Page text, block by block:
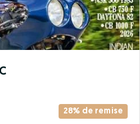
28% de remise